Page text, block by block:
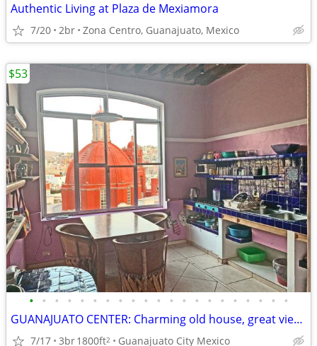
Authentic Living at Plaza de Mexiamora
7/20 2br Zona Centro, Guanajuato, Mexico
• • • • • • • • • • • • • • • • • • • • •
GUANAJUATO CENTER: Charming old house, great views
7/17 3br1800ft2 Guanajuato City Mexico
$53